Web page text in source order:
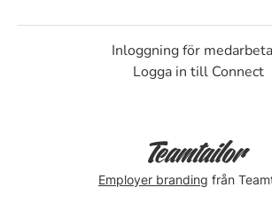
Inloggning för
Logga in till Connect
Employer branding från